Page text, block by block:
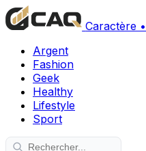
Caractère
Argent
Fashion
Geek
Healthy
Lifestyle
Sport